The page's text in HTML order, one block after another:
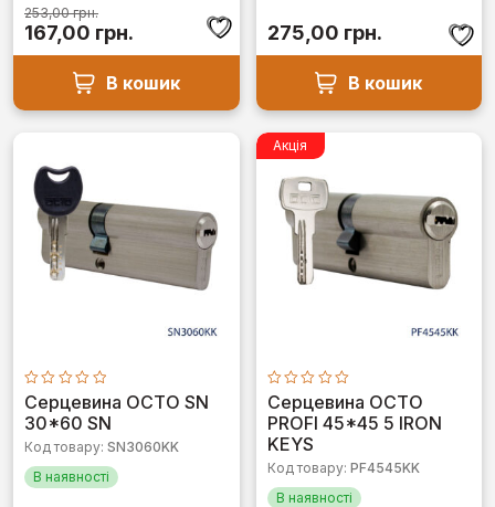
253,00грн.
Оригінальна
ціна:
253,00 грн..
167,00 грн. Поточна
ціна:
167,00 грн..
В кошик
275,00 грн.
В кошик
Оцінено
в
0
5
Серцевина OCTO SN
30*60 SN
Код товару: SN3060KK
В наявності
Акція
Оцінено
в
0
з
5
Серцевина OCTO
PROFI 45*45 5 IRON
KEYS
Код товару: PF4545KK
В наявності